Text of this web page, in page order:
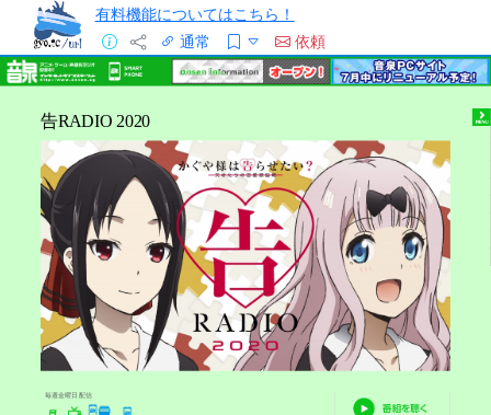
有料機能についてはこちら！
通常
依頼